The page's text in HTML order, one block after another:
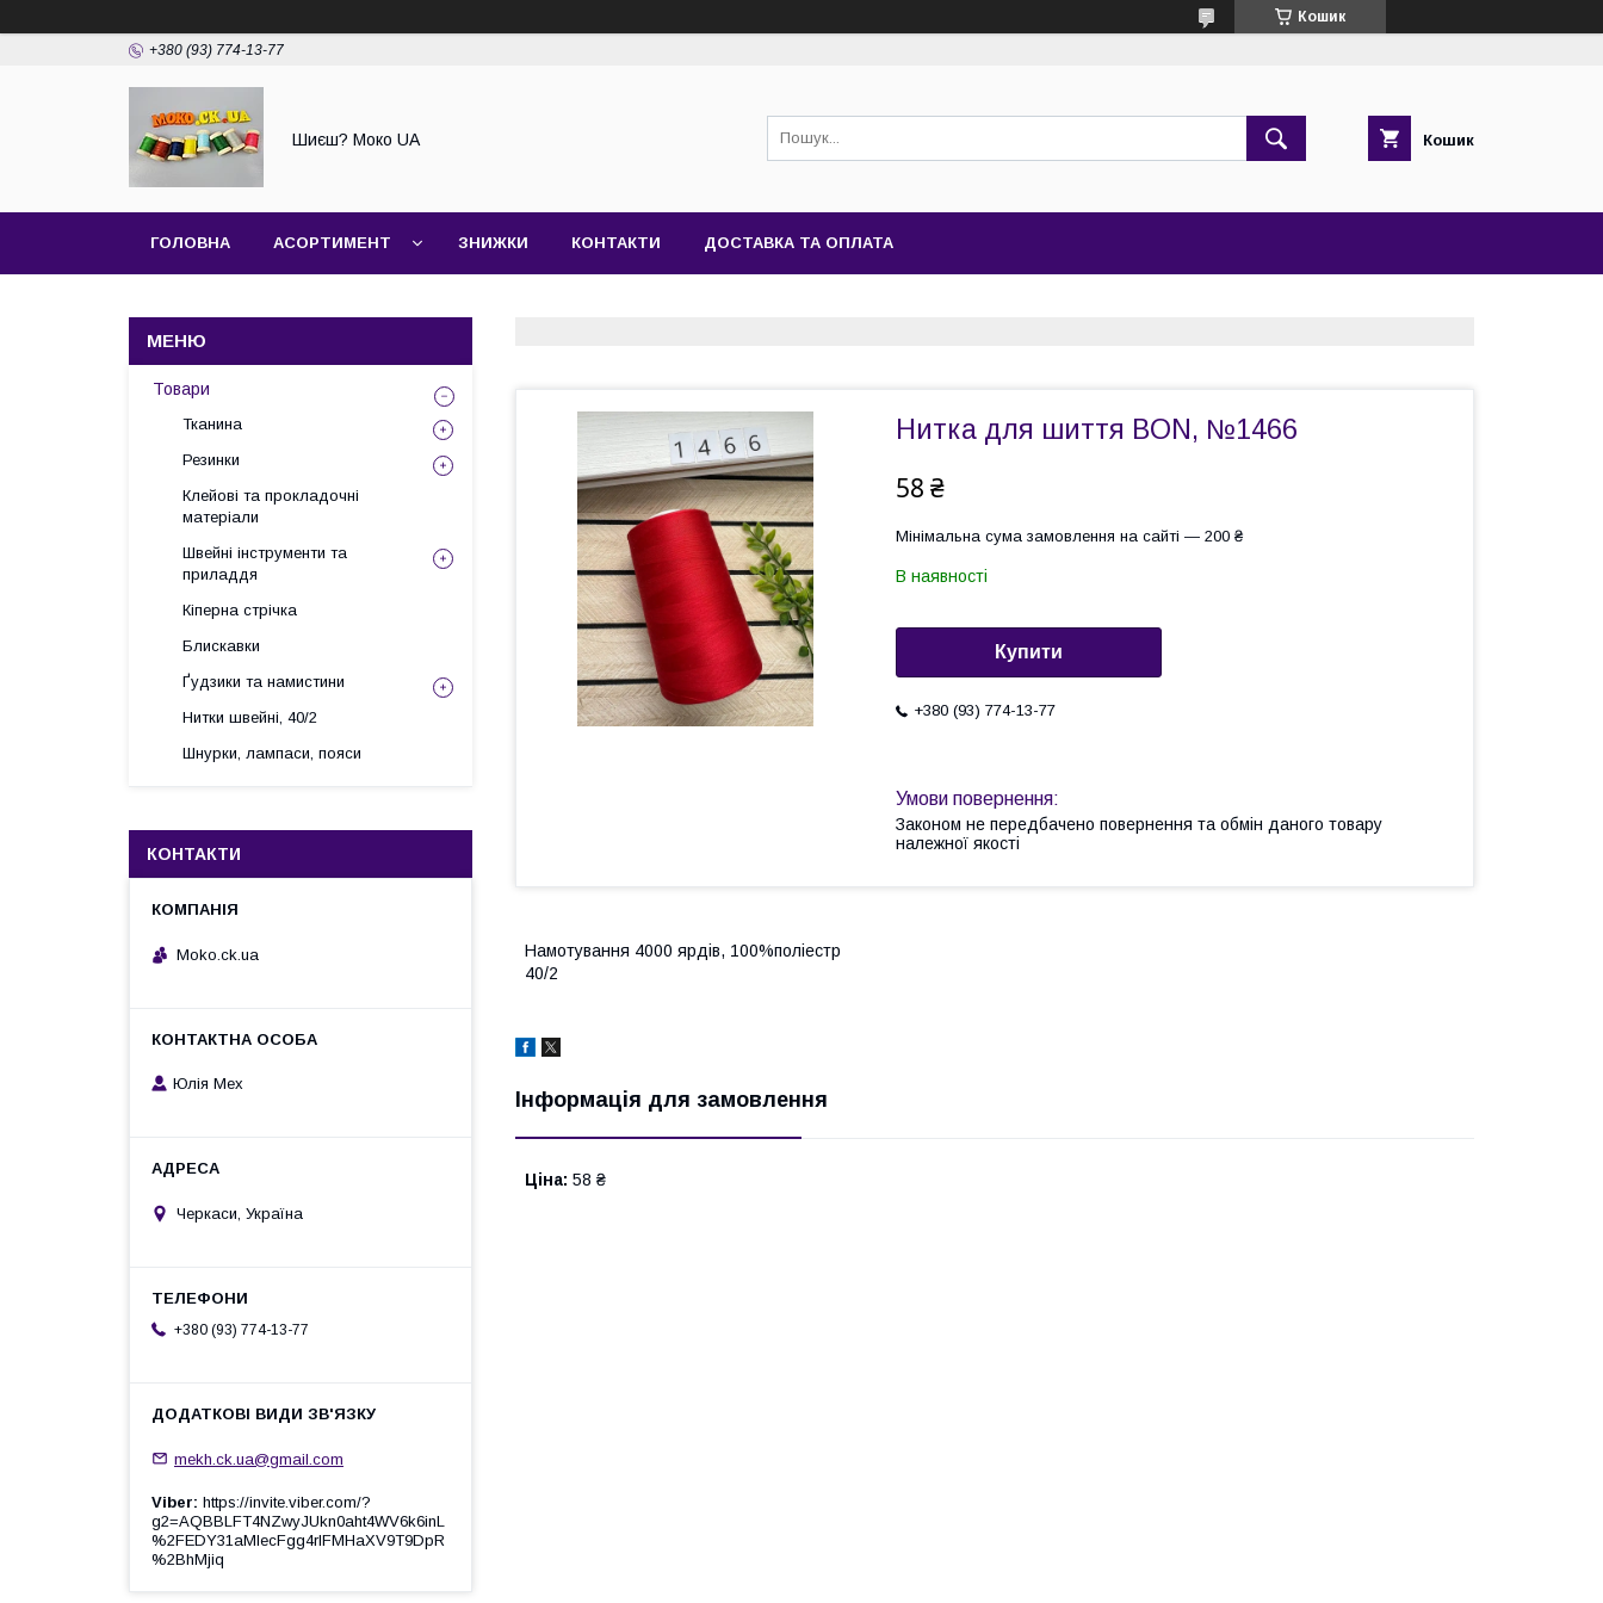
Кошик
+380 (93) 774-13-77
Шиєш? Моко UA Кошик
ГОЛОВНА АСОРТИМЕНТ ЗНИЖКИ КОНТАКТИ ДОСТАВКА ТА ОПЛАТА
Нитка для шиття BON, №1466
58 ₴
Мінімальна сума замовлення на сайті — 200 ₴
В наявності
Купити
+380 (93) 774-13-77
Законом не передбачено повернення та обмін даного товару
належної якості
Намотування 4000 ярдів, 100%поліестр
40/2
Інформація для замовлення
Ціна: 58 ₴
Товари
Тканина
Резинки
Клейові та прокладочні
матеріали
Швейні інструменти та
приладдя
Кіперна стрічка
Блискавки
Ґудзики та намистини
Нитки швейні, 40/2
Шнурки, лампаси, пояси
КОНТАКТИ
Moko.ck.ua
Юлія Мех
Черкаси, Україна
+380 (93) 774-13-77
mekh.ck.ua@gmail.com
Viber https://invite.viber.com/?
g2=AQBBLFT4NZwyJUkn0aht4WV6k6inL
%2FEDY31aMlecFgg4rlFMHaXV9T9DpR
%2BhMjiq